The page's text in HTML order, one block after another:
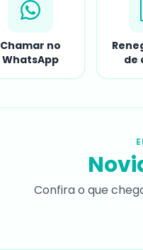
Chamar no
WhatsApp
de
Confira o que